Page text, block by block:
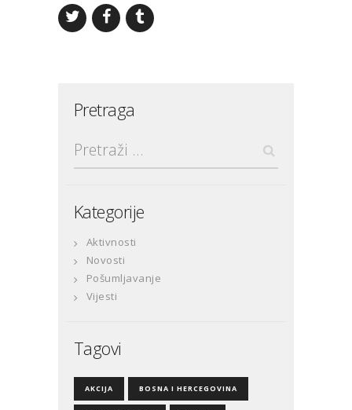
Pretraga
Kategorije
Aktivnosti
Novosti
Pošumljavanje
Vijesti
Tagovi
AKCIJA BOSNA I HERCEGOVINA